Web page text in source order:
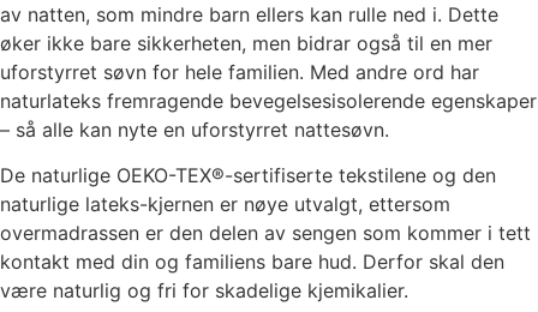
av natten, som mindre barn ellers kan rulle ned i. Dette
øker ikke bare sikkerheten, men bidrar også til en mer
uforstyrret søvn for hele familien. Med andre ord har
naturlateks fremragende bevegelsesisolerende egenskaper
– så alle kan nyte en uforstyrret nattesøvn.
De naturlige OEKO-TEX®-sertifiserte tekstilene og den
naturlige lateks-kjernen er nøye utvalgt, ettersom
overmadrassen er den delen av sengen som kommer i tett
kontakt med din og familiens bare hud. Derfor skal den
være naturlig og fri for skadelige kjemikalier.